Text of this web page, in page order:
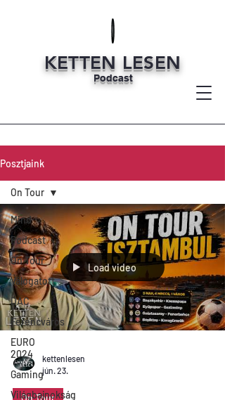
KETTEN LESEN
Podcast
Posztjaink
Mind
Podcast
On Tour
Válogatott
DAC
Ferencváros
EURO
2024
Gaming
Világbajnokság
On Tour
Load video
kettenlesen
jún. 23.